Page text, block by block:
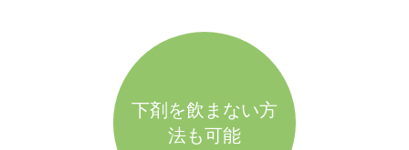
下剤を飲まない方
法も可能